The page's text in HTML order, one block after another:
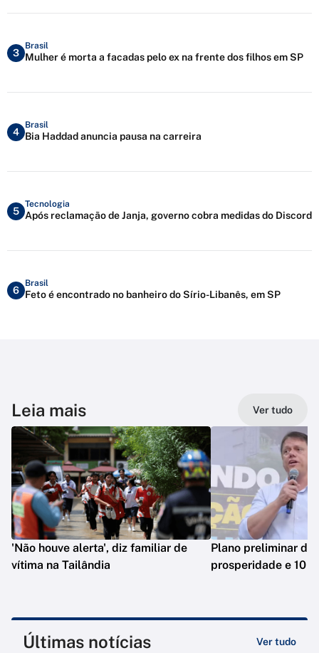
3
Brasil
Mulher é morta a facadas pelo ex na frente dos filhos em SP
4
Brasil
Bia Haddad anuncia pausa na carreira
5
Tecnologia
Após reclamação de Janja, governo cobra medidas do Discord
6
Brasil
Feto é encontrado no banheiro do Sírio-Libanês, em SP
Leia mais Ver tudo
'Não houve alerta', diz familiar de
vítima na Tailândia
Plano preliminar de
prosperidade e 10
Últimas notícias Ver tudo